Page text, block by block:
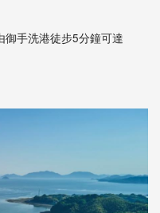
御手洗港徒步5分鐘可達